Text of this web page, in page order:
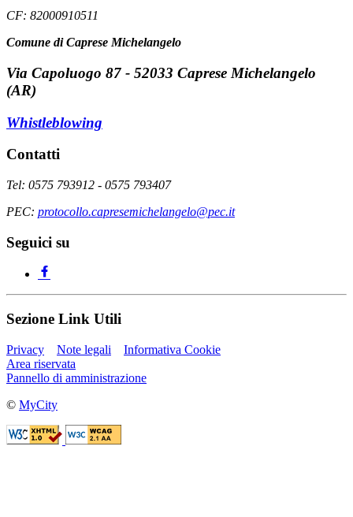
CF: 82000910511
Comune di Caprese Michelangelo
Via Capoluogo 87 - 52033 Caprese Michelangelo
(AR)
Whistleblowing
Contatti
Tel: 0575 793912 - 0575 793407
PEC: protocollo.capresemichelangelo@pec.it
Seguici su
Sezione Link Utili
Privacy Note legali
Informativa Cookie
Area riservata
Pannello di amministrazione
© MyCity